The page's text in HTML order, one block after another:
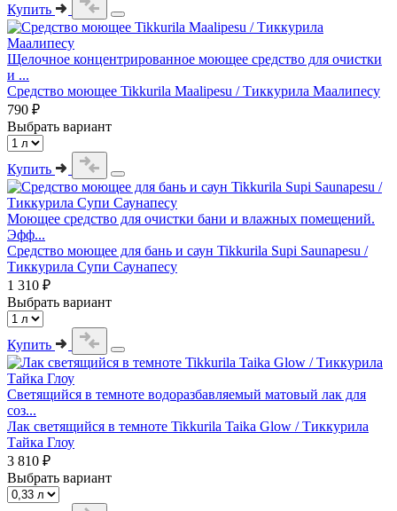
Купить
Щелочное концентрированное моющее средство для очистки
и ...
Средство моющее Tikkurila Maalipesu / Тиккурила Маалипесу
790 ₽
Выбрать вариант
Купить
Моющее средство для очистки бани и влажных помещений.
Эфф...
Средство моющее для бань и саун Tikkurila Supi Saunapesu /
Тиккурила Супи Саунапесу
1 310 ₽
Выбрать вариант
Купить
Светящийся в темноте водоразбавляемый матовый лак для
соз...
Лак светящийся в темноте Tikkurila Taika Glow / Тиккурила
Тайка Глоу
3 810 ₽
Выбрать вариант